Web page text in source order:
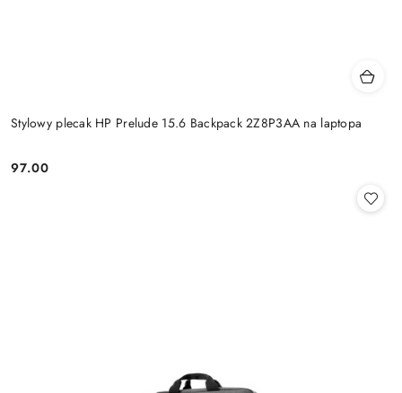
Stylowy plecak HP Prelude 15.6 Backpack 2Z8P3AA na laptopa
Cena:
97.00